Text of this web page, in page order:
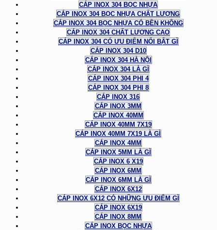
CÁP INOX 304 BỌC NHỰA
CÁP INOX 304 BỌC NHỰA CHẤT LƯỢNG
CÁP INOX 304 BỌC NHỰA CÓ BỀN KHÔNG
CÁP INOX 304 CHẤT LƯỢNG CAO
CÁP INOX 304 CÓ ƯU ĐIỂM NỔI BẬT GÌ
CÁP INOX 304 D10
CÁP INOX 304 HÀ NỘI
CÁP INOX 304 LÀ GÌ
CÁP INOX 304 PHI 4
CÁP INOX 304 PHI 8
CÁP INOX 316
CÁP INOX 3MM
CÁP INOX 40MM
CÁP INOX 40MM 7X19
CÁP INOX 40MM 7X19 LÀ GÌ
CÁP INOX 4MM
CÁP INOX 5MM LÀ GÌ
CÁP INOX 6 X19
CÁP INOX 6MM
CÁP INOX 6MM LÀ GÌ
CÁP INOX 6X12
CÁP INOX 6X12 CÓ NHỮNG ƯU ĐIỂM GÌ
CÁP INOX 6X19
CÁP INOX 8MM
CÁP INOX BỌC NHỰA